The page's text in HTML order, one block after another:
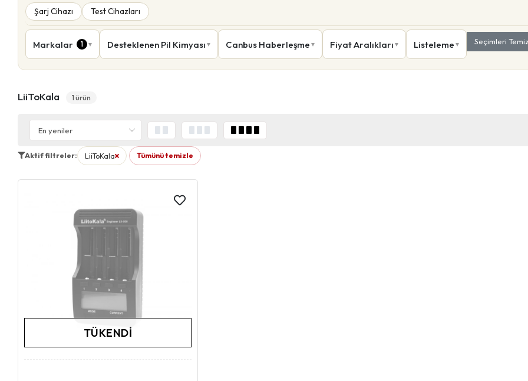
Şarj Cihazı Test Cihazları
Markalar 1 Desteklenen Pil Kimyası Canbus Haberleşme Fiyat Aralıkları Listeleme Seçimleri
LiiToKala 1 ürün
Aktif filtreler: LiiToKala
filtresini kaldır Tümünü temizle
TÜKENDI